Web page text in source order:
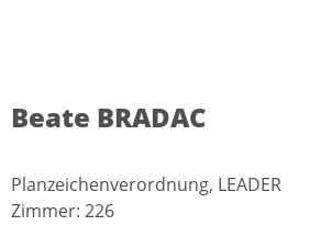
Beate BRADAC
Planzeichenverordnung, LEADER
Zimmer: 226